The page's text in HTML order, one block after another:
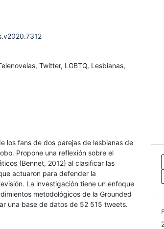
Twitter, LGBTQ, Lesbianas,
los fans de dos parejas de lesbianas de
Propone una reflexión sobre el
(Bennet, 2012) al clasificar las
actuaron para defender la
La investigación tiene un enfoque
metodológicos de la Grounded
una base de datos de 52 515 tweets.